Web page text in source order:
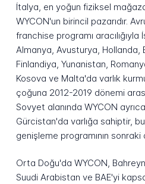
İtalya, en yoğun fiziksel
WYCON'un birincil pazarıdır.
franchise programı
Almanya, Avusturya, Hollanda,
Finlandiya, Yunanistan,
Kosova ve Malta'da varlık
çoğuna 2012-2019 dönemi
Sovyet alanında WYCON
Gürcistan'da varlığa sahiptir,
genişleme programının sonraki
Orta Doğu'da WYCON,
Suudi Arabistan ve BAE'yi